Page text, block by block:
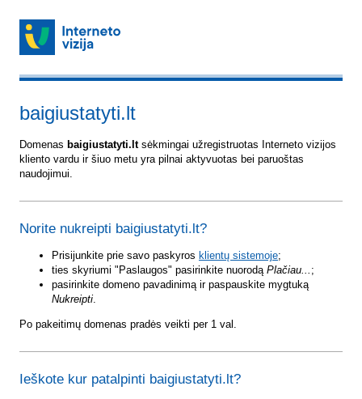
baigiustatyti.lt
Domenas baigiustatyti.ltsėkmingai užregistruotas Interneto vizijos
kliento vardu ir šiuo metu yra pilnai aktyvuotas bei paruoštas
naudojimui.
Norite nukreipti baigiustatyti.lt?
Prisijunkite prie savo paskyros klientų sistemoje;
ties skyriumi "Paslaugos" pasirinkite nuorodą Plačiau... ;
pasirinkite domeno pavadinimą ir paspauskite mygtuką
Nukreipti.
Po pakeitimų domenas pradės veikti per 1 val.
Ieškote kur patalpinti baigiustatyti.lt?